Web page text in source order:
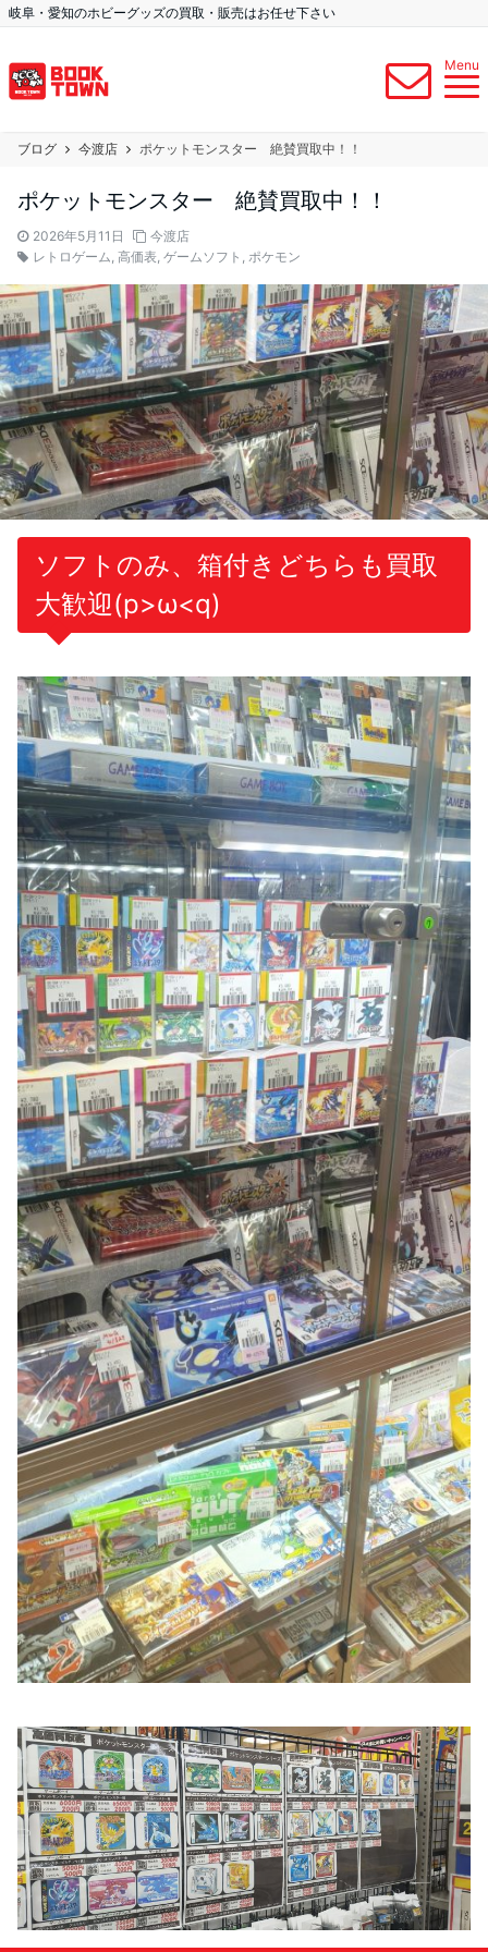
岐阜・愛知のホビーグッズの買取・販売はお任せ下さい
Menu
ブログ 今渡店 ポケットモンスター 絶賛買取中！！
ポケットモンスター 絶賛買取中！！
2026年5月11日
今渡店
レトロゲーム, 高価表, ゲームソフト , ポケモン
ソフトのみ、箱付きどちらも買取
大歓迎(p>ω<q)